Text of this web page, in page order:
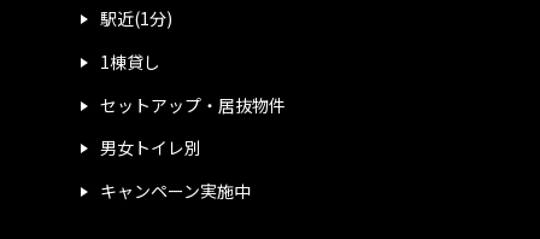
駅近(1分)
1棟貸し
セットアップ・居抜物件
男女トイレ別
キャンペーン実施中